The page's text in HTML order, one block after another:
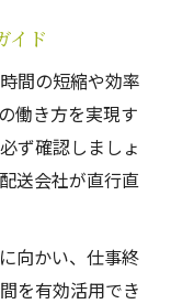
イド
間の短縮や効率
働き方を実現す
ず確認しましょ
送会社が直行直
向かい、仕事終
を有効活用でき